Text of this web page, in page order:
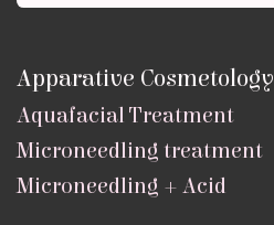
Apparative Cosmetology
Aquafacial Treatment
Microneedling treatment
Microneedling + Acid